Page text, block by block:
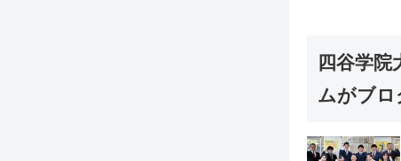
四谷学院
ムがブロ